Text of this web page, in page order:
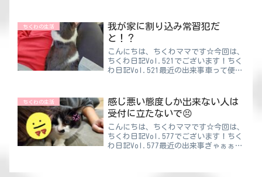
持ちの良さにはいつも驚かれます！！ち
くわパパ特に大事に使って...
ちくわの生活
我が家に割り込み常習犯だ
と！？
こんにちは、ちくわママです☆今回は、
ちくわ日記Vol.521でございます！ちく
わ日記Vol.521最近の出来事車って便利
いといけないくらい田舎だからなんです
けどね…😱そ...
ちくわの生活
感じ悪い態度しか出来ない人は
受付に立たないで😣
こんにちは、ちくわママです☆今回は、
ちくわ日記Vol.577でございます！ちく
わ日記Vol.577最近の出来事ぎゃぁぁぁ
とはいえツライ💦病院へ行く前に電話を